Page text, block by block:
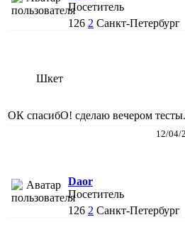
Посетитель
126 2 Санкт-Петербург
Шкет
ОК спасибО! сделаю вечером
12/04/
Daor
Посетитель
126 2 Санкт-Петербург